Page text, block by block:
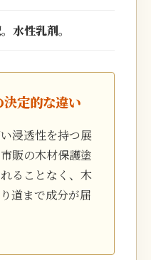
水性乳剤。
定的な違い
浸透性を持つ展
販の木材保護塗
ることなく、木
道まで成分が届